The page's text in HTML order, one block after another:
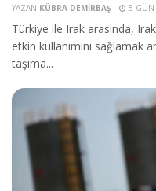
YAZAN KÜBRA DEMIRBAŞ 5 GÜN
Türkiye ile Irak arasında,
etkin kullanımını sağlamak
taşıma...